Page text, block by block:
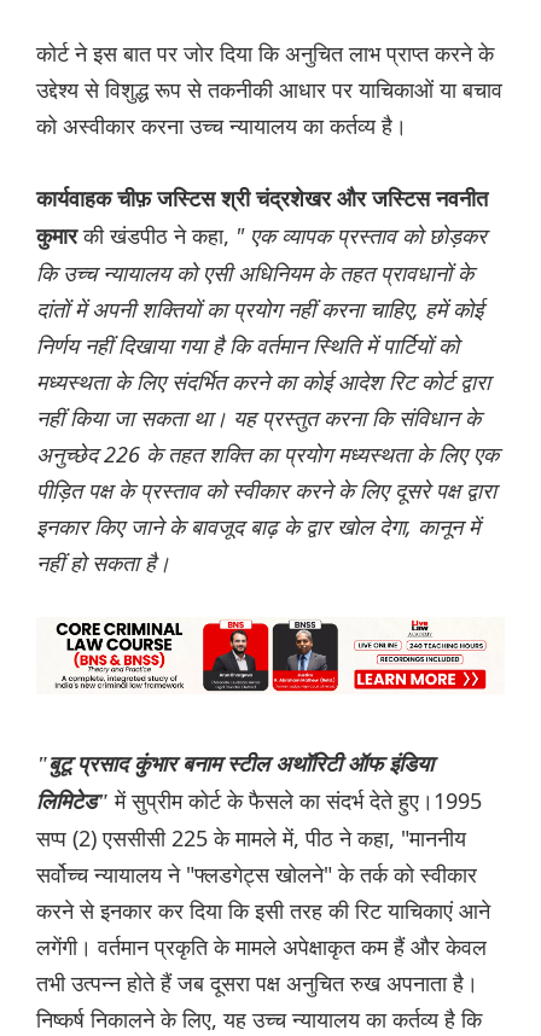
कोर्ट ने इस बात पर जोर दिया कि अनुचित लाभ प्राप्त करने के
उद्देश्य से विशुद्ध रूप से तकनीकी आधार पर याचिकाओं या बचाव
को अस्वीकार करना उच्च न्यायालय का कर्तव्य है।
कार्यवाहक चीफ़ जस्टिस श्री चंद्रशेखर और जस्टिस नवनीत
कुमारकी खंडपीठ ने कहा, " एक व्यापक प्रस्ताव को छोड़कर
कि उच्च न्यायालय को एसी अधिनियम के तहत प्रावधानों के
दांतों में अपनी शक्तियों का प्रयोग नहीं करना चाहिए, हमें कोई
निर्णय नहीं दिखाया गया है कि वर्तमान स्थिति में पार्टियों को
मध्यस्थता के लिए संदर्भित करने का कोई आदेश रिट कोर्ट द्वारा
नहीं किया जा सकता था। यह प्रस्तुत करना कि संविधान के
अनुच्छेद 226 के तहत शक्ति का प्रयोग मध्यस्थता के लिए एक
पीड़ित पक्ष के प्रस्ताव को स्वीकार करने के लिए दूसरे पक्ष द्वारा
इनकार किए जाने के बावजूद बाढ़ के द्वार खोल देगा, कानून में
नहीं हो सकता है।
"बुटू प्रसाद कुंभार बनाम स्टील अथॉरिटी ऑफ इंडिया
लिमिटेड" में सुप्रीम कोर्ट के फैसले का संदर्भ देते हुए।1995
सप्प (2) एससीसी 225 के मामले में, पीठ ने कहा, "माननीय
सर्वोच्च न्यायालय ने "फ्लडगेट्स खोलने" के तर्क को स्वीकार
करने से इनकार कर दिया कि इसी तरह की रिट याचिकाएं आने
लगेंगी। वर्तमान प्रकृति के मामले अपेक्षाकृत कम हैं और केवल
तभी उत्पन्न होते हैं जब दूसरा पक्ष अनुचित रुख अपनाता है।
निष्कर्ष निकालने के लिए, यह उच्च न्यायालय का कर्तव्य है कि